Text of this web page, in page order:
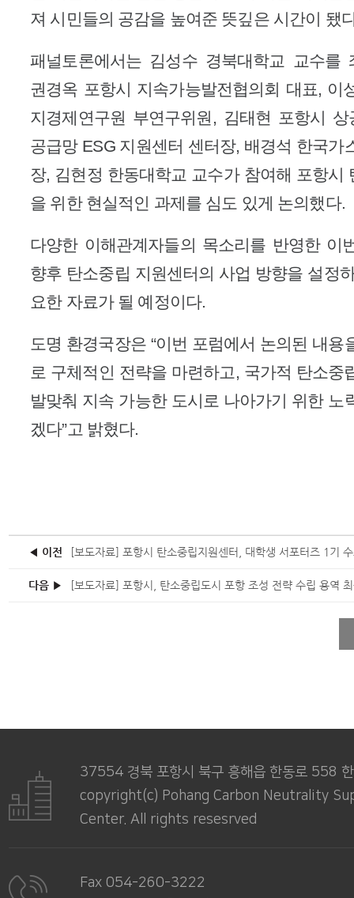
져 시민들의 공감을 높여준 뜻깊은 시간이 됐
패널토론에서는 김성수 경북대학교 교수를
권경옥 포항시 지속가능발전협의회 대표, 이
지경제연구원 부연구위원, 김태현 포항시 상
공급망 ESG 지원센터 센터장, 배경석 한국가
장, 김현정 한동대학교 교수가 참여해 포항시
을 위한 현실적인 과제를 심도 있게 논의했다.
다양한 이해관계자들의 목소리를 반영한 이
향후 탄소중립 지원센터의 사업 방향을 설정
요한 자료가 될 예정이다.
도명 환경국장은 “이번 포럼에서 논의된 내용
로 구체적인 전략을 마련하고, 국가적 탄소중
발맞춰 지속 가능한 도시로 나아가기 위한 노
겠다”고 밝혔다.
◀ 이전 [보도자료] 포항시 탄소중립지원센터, 대학생 서포터즈 1기
다음 ▶ [보도자료] 포항시, 탄소중립도시 포항 조성 전략 수립 용역
37554 경북 포항시 북구 흥해읍 한동로 558
copyright(c) Pohang Carbon Neutrality
Center. All rights resesrved
Fax 054-260-3222